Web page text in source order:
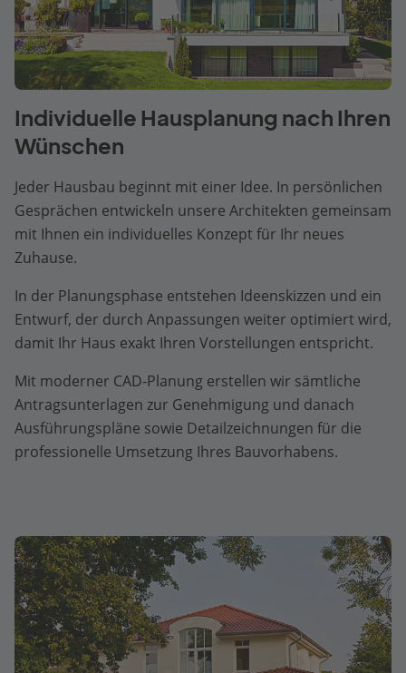
Individuelle Hausplanung nach Ihren
Wünschen
Jeder Hausbau beginnt mit einer Idee. In persönlichen
Gesprächen entwickeln unsere Architekten gemeinsam
mit Ihnen ein individuelles Konzept für Ihr neues
Zuhause.
In der Planungsphase entstehen Ideenskizzen und ein
Entwurf, der durch Anpassungen weiter optimiert wird,
damit Ihr Haus exakt Ihren Vorstellungen entspricht.
Mit moderner CAD-Planung erstellen wir sämtliche
Antragsunterlagen zur Genehmigung und danach
Ausführungspläne sowie Detailzeichnungen für die
professionelle Umsetzung Ihres Bauvorhabens.